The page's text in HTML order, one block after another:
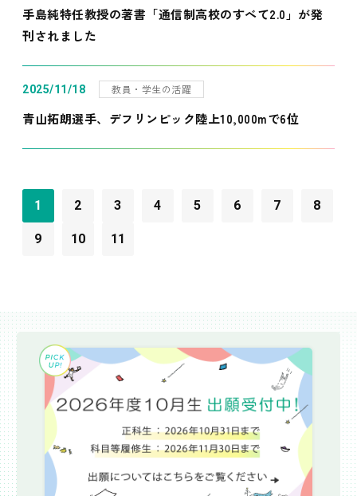
手島純特任教授の著書「通信制高校のすべて2.0」が発
刊されました
2025/11/18 教員・学生の活躍
青山拓朗選手、デフリンピック陸上10,000mで6位
1 2 3 4 5 6 7 8
9 10 11